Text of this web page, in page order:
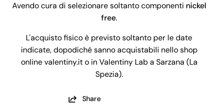
Avendo cura di selezionare soltanto componenti nickel
free.
L'acquisto fisico è previsto soltanto per le date
indicate, dopodiché sanno acquistabili nello shop
online valentiny.it o in Valentiny Lab a Sarzana (La
Spezia).
Share